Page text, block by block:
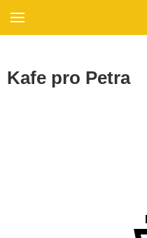
Kafe pro Petra